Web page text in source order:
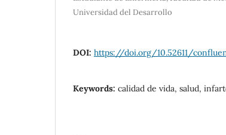
Universidad del Desarrollo
DOI: https://doi.org/10.52611/
Keywords: calidad de vida, salud,